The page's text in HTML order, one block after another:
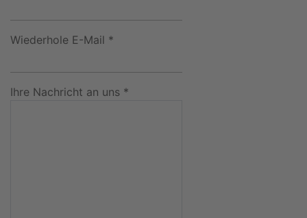
Wiederhole E-Mail *
Ihre Nachricht an uns *